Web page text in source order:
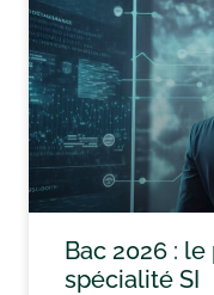
Bac 2026 :
spécialité SI